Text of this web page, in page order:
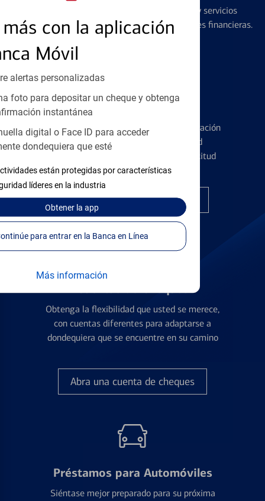
con la aplicación
Móvil
alertas personalizadas
foto para depositar un cheque y obtenga
instantánea
digital o Face ID para acceder
dondequiera que esté
están protegidas por características
líderes en la industria
Obtenerla app
Continúe para entrar en la Banca en Línea
Más información
Ofrecemos una amplia gama de productos y servicios
diseñados para ayudar con todas sus necesidades financieras.
Tarjetas de Crédito
Conozca los pormenores de la administración
de tarjetas de crédito y la identidad
financiera antes de presentar una solicitud
Encuentre la tarjeta correcta
Cuentas de Cheques
Obtenga la flexibilidad que usted se merece,
con cuentas diferentes para adaptarse a
dondequiera que se encuentre en su camino
Abra una cuenta de cheques
Préstamos para Automóviles
Siéntase mejor preparado para su próxima